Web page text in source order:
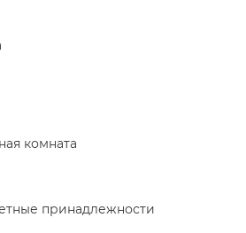
комната
принадлежности